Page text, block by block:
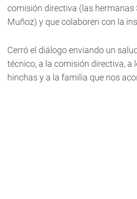
comisión directiva (las hermanas
Muñoz) y que colaboren con la
Cerró el diálogo enviando un
técnico, a la comisión directiva, a
hinchas y a la familia que nos